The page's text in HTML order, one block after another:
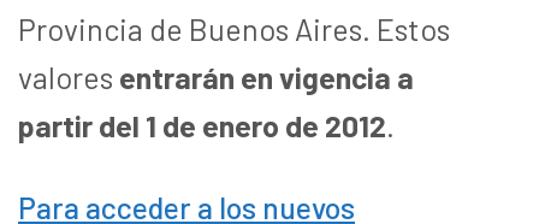
Provincia de Buenos Aires. Estos
valores entrarán en vigencia a
partir del 1 de enero de 2012.
Para acceder a los nuevos